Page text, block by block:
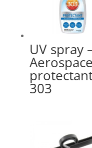
UV spray
Aerospace
303